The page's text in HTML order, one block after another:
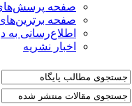
صفحه پرسش‌های متداول
صفحه برترین‌های پایگاه
اطلاع‌رسانی به دوستان
اخبار نشریه